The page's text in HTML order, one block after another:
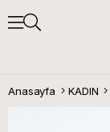
Anasayfa KADIN